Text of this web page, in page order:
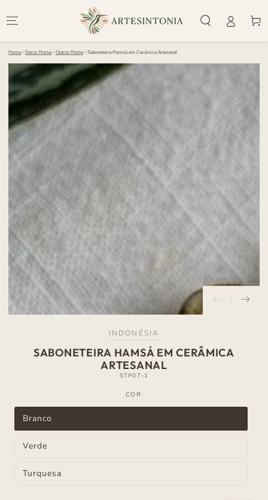
CONTEÚDO
Home › Decor Home ›Outros Home ›Saboneteira Hamsá em Cerâmica Artesanal
PULAR PARA
INFORMAÇÕES DO
PRODUTO
INDONÉSIA
SABONETEIRA HAMSÁ EM CERÂMICA
ARTESANAL
STP07-1
COR
Branco
Variante
esgotada
indisponível
Verde
Variante
indisponível
Turquesa
Variante